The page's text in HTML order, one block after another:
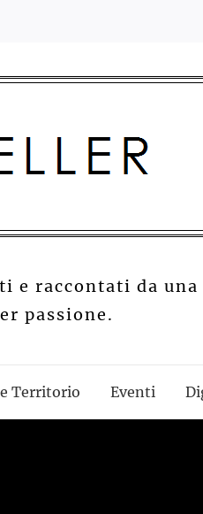
e raccontati da
passione.
Territorio Eventi